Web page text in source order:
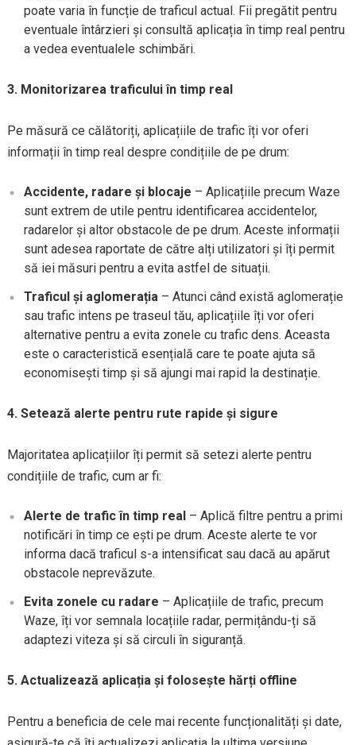
poate varia în funcție de traficul actual. Fii pregătit pentru
eventuale întârzieri și consultă aplicația în timp real pentru
a vedea eventualele schimbări.
3. Monitorizarea traficului în timp real
Pe măsură ce călătoriți, aplicațiile de trafic îți vor oferi
informații în timp real despre condițiile de pe drum:
Accidente, radare și blocaje – Aplicațiile precum Waze
sunt extrem de utile pentru identificarea accidentelor,
radarelor și altor obstacole de pe drum. Aceste informații
sunt adesea raportate de către alți utilizatori și îți permit
să iei măsuri pentru a evita astfel de situații.
Traficul și aglomerația– Atunci când există aglomerație
sau trafic intens pe traseul tău, aplicațiile îți vor oferi
alternative pentru a evita zonele cu trafic dens. Aceasta
este o caracteristică esențială care te poate ajuta să
economisești timp și să ajungi mai rapid la destinație.
4. Setează alerte pentru rute rapide și sigure
Majoritatea aplicațiilor îți permit să setezi alerte pentru
condițiile de trafic, cum ar fi:
Alerte de trafic în timp real– Aplică filtre pentru a primi
notificări în timp ce ești pe drum. Aceste alerte te vor
informa dacă traficul s-a intensificat sau dacă au apărut
obstacole neprevăzute.
Evita zonele cu radare – Aplicațiile de trafic, precum
Waze, îți vor semnala locațiile radar, permițându-ți să
adaptezi viteza și să circuli în siguranță.
5. Actualizează aplicația și folosește hărți offline
Pentru a beneficia de cele mai recente funcționalități și date,